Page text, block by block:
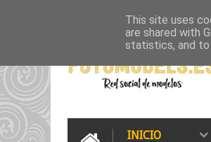
500PX FLICKR GALLERY
INICIO
This site uses
are shared with
statistics, and to